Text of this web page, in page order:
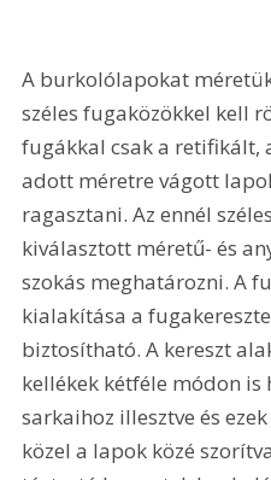
A burkolólapokat
széles fugaközökkel kell
fugákkal csak a retifikált,
adott méretre vágott
ragasztani. Az ennél
kiválasztott méretű- és
szokás meghatározni. A
kialakítása a
biztosítható. A kereszt
kellékek kétféle módon is
sarkaihoz illesztve és
közel a lapok közé